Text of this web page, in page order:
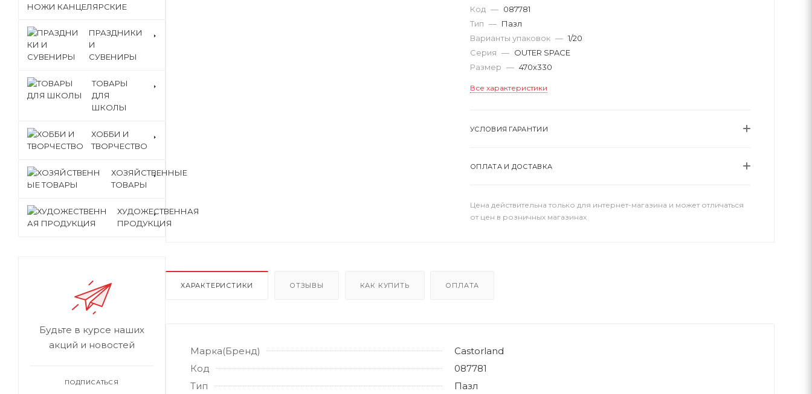
Код — 087781
Тип — Пазл
Варианты упаковок — 1/20
Серия — OUTER SPACE
Размер — 470х330
Все характеристики
УСЛОВИЯ ГАРАНТИИ
ОПЛАТА И ДОСТАВКА
Цена действительна только для интернет-магазина и может отличаться
от цен в розничных магазинах
ХАРАКТЕРИСТИКИ ОТЗЫВЫ КАК КУПИТЬ ОПЛАТА
Марка(Бренд)
Castorland
Код
087781
Тип
Пазл
НОЖИ КАНЦЕЛЯРСКИЕ
ПРАЗДНИКИ
И
СУВЕНИРЫ
ТОВАРЫ
ДЛЯ
ШКОЛЫ
ХОББИ И
ТВОРЧЕСТВО
ХОЗЯЙСТВЕННЫЕ
ТОВАРЫ
ХУДОЖЕСТВЕННАЯ
ПРОДУКЦИЯ
Будьте в курсе наших
акций и новостей
ПОДПИСАТЬСЯ